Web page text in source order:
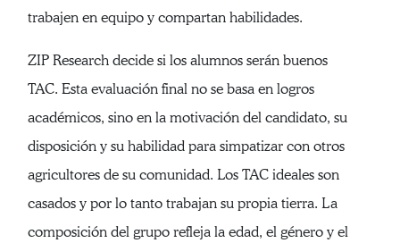
trabajen en equipo y compartan habilidades.
ZIP Research decide si los alumnos serán buenos
TAC. Esta evaluación final no se basa en logros
académicos, sino en la motivación del candidato, su
disposición y su habilidad para simpatizar con otros
agricultores de su comunidad. Los TAC ideales son
casados y por lo tanto trabajan su propia tierra. La
composición del grupo refleja la edad, el género y el